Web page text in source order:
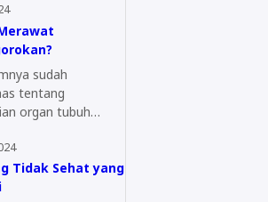
sudah
organ tubuh
Tidak Sehat yang